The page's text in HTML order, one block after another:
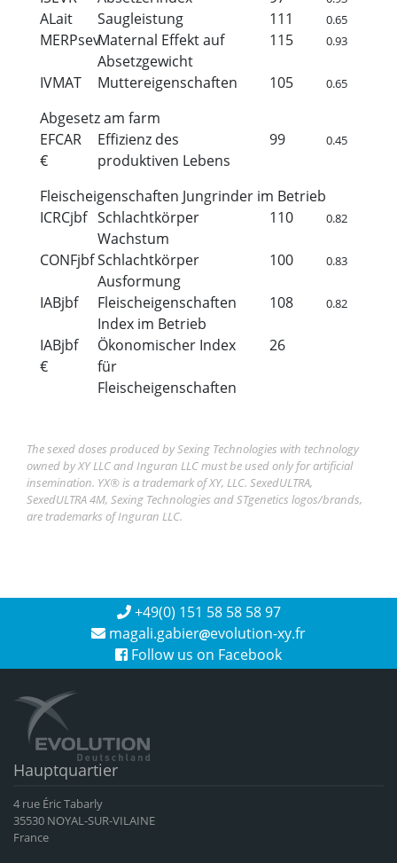
ALait Saugleistung 111 0.65
MERPsevMaternal Effekt auf
Absetzgewicht
115 0.93
IVMAT Muttereigenschaften 105 0.65
Abgesetz am farm
EFCAR
€
Effizienz des
produktiven Lebens
99 0.45
Fleischeigenschaften Jungrinder im Betrieb
ICRCjbf Schlachtkörper
Wachstum
110 0.82
CONFjbfSchlachtkörper
Ausformung
100 0.83
IABjbf
Fleischeigenschaften
Index im Betrieb
108 0.82
IABjbf
€
Ökonomischer Index
für
Fleischeigenschaften
26
The sexed doses produced by Sexing Technologies with technology
owned by XY LLC and Inguran LLC must be used only for artificial
insemination. YX® is a trademark of XY, LLC. SexedULTRA,
SexedULTRA 4M, Sexing Technologies and STgenetics logos/brands,
are trademarks of Inguran LLC.
+49(0) 151 58 58 58 97
magali.gabier evolution-xy.fr
Follow us on Facebook
Hauptquartier
4 rue Éric Tabarly
35530 NOYAL-SUR-VILAINE
France